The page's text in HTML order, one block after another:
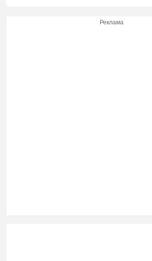
Реклама